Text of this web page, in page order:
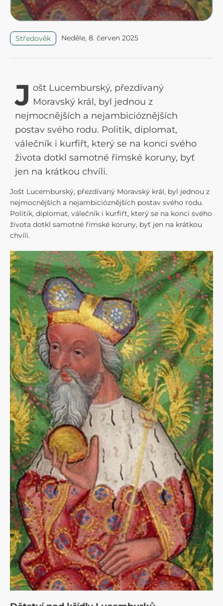
Středověk Neděle, 8. červen 2025
J ošt Lucemburský, přezdívaný
Moravský král, byl jednou z
nejmocnějších a nejambicióznějších
postav svého rodu. Politik, diplomat,
válečník i kurfiřt, který se na konci svého
života dotkl samotné římské koruny, byť
jen na krátkou chvíli.
Jošt Lucemburský, přezdívaný Moravský král, byl jednou z
nejmocnějších a nejambicióznějších postav svého rodu.
Politik, diplomat, válečník i kurfiřt, který se na konci svého
života dotkl samotné římské koruny, byť jen na krátkou
chvíli.